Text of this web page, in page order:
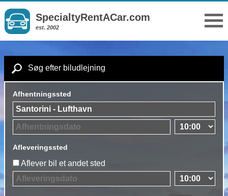
SpecialtyRentACar.com
est. 2002
Søg efter biludlejning
Afhentningssted
Afleveringssted
Aflever bil et andet sted